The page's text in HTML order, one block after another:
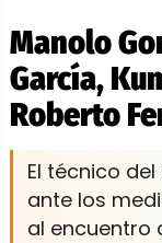
Manolo
García,
Roberto
El técnico
ante los
al encuentro